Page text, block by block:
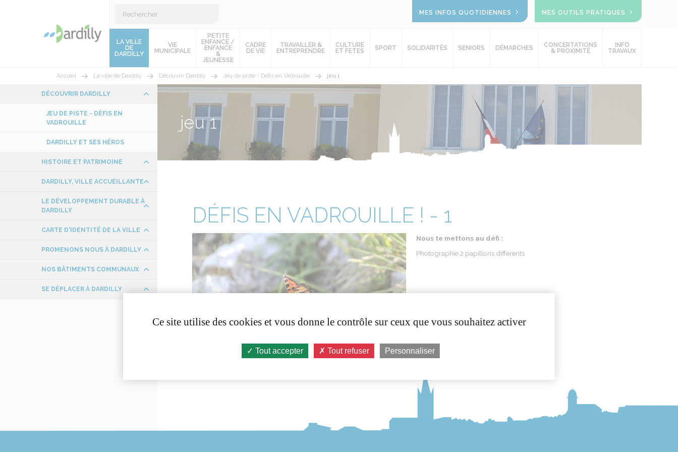
MES INFOS QUOTIDIENNES MES OUTILS PRATIQUES
LA VILLE
DE
DARDILLY
VIE
MUNICIPALE
PETITE
ENFANCE /
ENFANCE
&
JEUNESSE
CADRE
DE VIE
TRAVAILLER &
ENTREPRENDRE
CULTURE
ET FETES
SPORT SOLIDARITÉS SENIORS DÉMARCHES
CONCERTATIONS
& PROXIMITÉ
INFO
TRAVAUX
Accueil La ville de Dardilly Découvrir Dardilly Jeu de piste - Défis en Vadrouille jeu 1
jeu 1
DÉFIS EN VADROUILLE ! - 1
Nous te mettonsau défi :
Photographie2 papillons différents
DÉCOUVRIR DARDILLY
JEU DE PISTE - DÉFIS EN
VADROUILLE
DARDILLY ET SES HÉROS
HISTOIRE ET PATRIMOINE
DARDILLY, VILLE ACCUEILLANTE
LE DÉVELOPPEMENT DURABLE À
DARDILLY
CARTE D'IDENTITÉ DE LA VILLE
PROMENONS NOUS À DARDILLY
NOS BÂTIMENTS COMMUNAUX
SE DÉPLACER À DARDILLY
Ce site utilise des cookies et vous donne le contrôle sur ceux que vous souhaitez activer
Tout accepter Tout refuser Personnaliser